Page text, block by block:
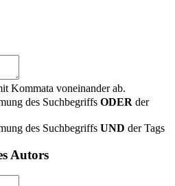
Kommata voneinander ab.
des Suchbegriffs ODER der
des Suchbegriffs UND der Tags
Autors